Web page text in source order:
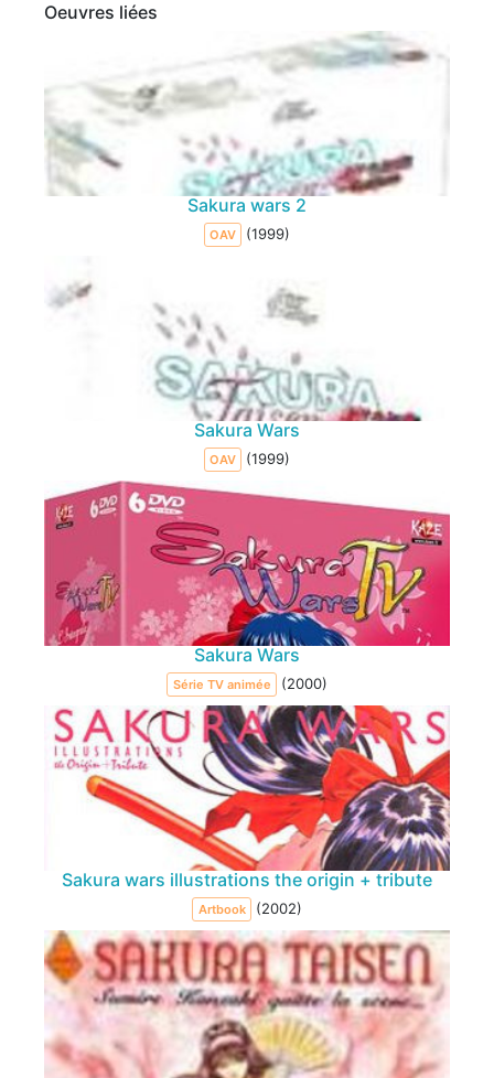
Oeuvres liées
Sakura wars 2
OAV (1999)
Sakura Wars
OAV (1999)
Sakura Wars
Série TV animée (2000)
Sakura wars illustrations the origin + tribute
Artbook (2002)